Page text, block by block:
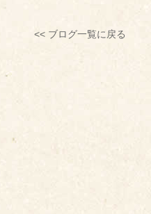
<< ブログ一覧に戻る